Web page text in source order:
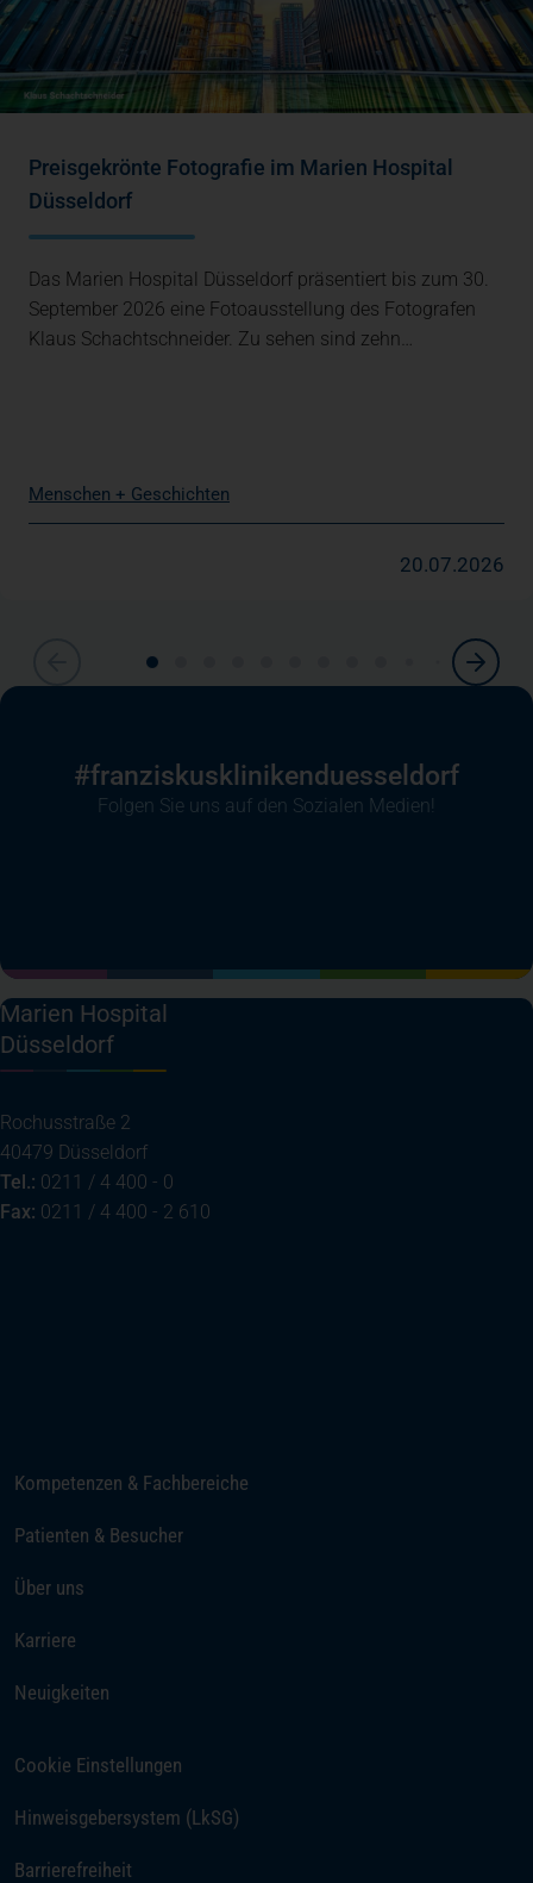
Preisgekrönte Fotografie im Marien Hospital
Düsseldorf
Das Marien Hospital Düsseldorf präsentiert bis zum 30.
September 2026 eine Fotoausstellung des Fotografen
Klaus Schachtschneider. Zu sehen sind zehn…
Menschen + Geschichten
20.07.2026
#franziskuskliniken­duesseldorf
Folgen Sie uns auf den Sozialen Medien!
Marien Hospital
Düsseldorf
Rochusstraße 2
40479 Düsseldorf
Tel.: 0211 / 4 400 - 0
Fax: 0211 / 4 400 - 2 610
Kompetenzen & Fachbereiche
Patienten & Besucher
Über uns
Karriere
Neuigkeiten
Cookie Einstellungen
Hinweisgebersystem (LkSG)
Barrierefreiheit